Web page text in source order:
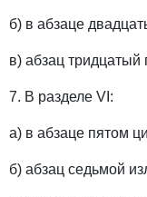
б) в абзаце
в) абзац тридцатый
7. В разделе VI:
а) в абзаце пятом
б) абзац седьмой